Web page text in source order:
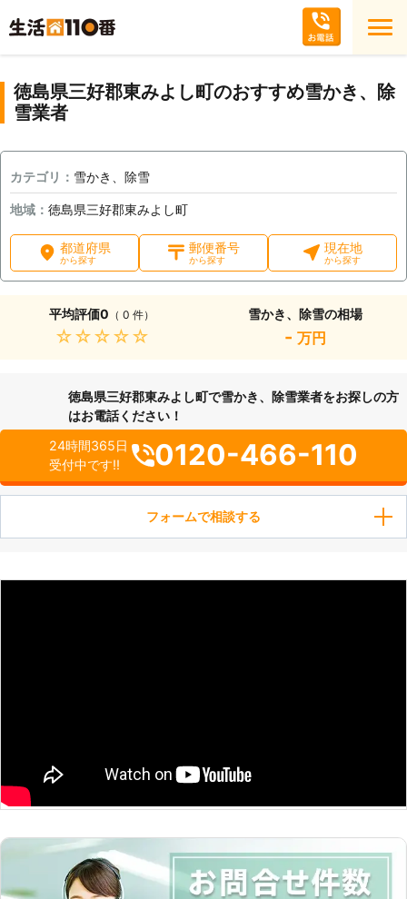
徳島県三好郡東みよし町のおすすめ雪かき、除
雪業者
カテゴリ： 雪かき、除雪
地域： 徳島県三好郡東みよし町
都道府県
から探す
郵便番号
から探す
現在地
から探す
平均評価0 （ 0 件）
★★★★★
雪かき、除雪の相場
- 万円
徳島県三好郡東みよし町で雪かき、除雪業者をお探しの方
はお電話ください！
24時間365日
受付中です!!
0120-466-110
フォームで相談する